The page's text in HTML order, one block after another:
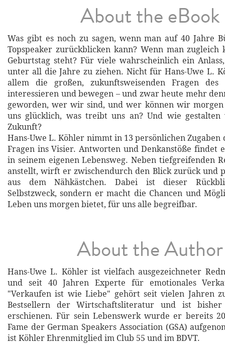
About the eBook
Was gibt es noch zu sagen, wenn man auf 40 Jahre
Topspeaker zurückblicken kann? Wenn man
Geburtstag steht? Für viele wahrscheinlich ein
unter all die Jahre zu ziehen. Nicht für Hans-Uwe L.
allem die großen, zukunftsweisenden Fragen
interessieren und bewegen – und zwar heute mehr
geworden, wer wir sind, und wer können wir morgen
uns glücklich, was treibt uns an? Und wie
Zukunft?
Hans-Uwe L. Köhler nimmt in 13 persönlichen Zugaben
Fragen ins Visier. Antworten und Denkanstöße findet
in seinem eigenen Lebensweg. Neben tiefgreifenden
anstellt, wirft er zwischendurch den Blick zurück und
aus dem Nähkästchen. Dabei ist dieser
Selbstzweck, sondern er macht die Chancen und
Leben uns morgen bietet, für uns alle begreifbar.
About the Author
Hans-Uwe L. Köhler ist vielfach ausgezeichneter
und seit 40 Jahren Experte für emotionales
"Verkaufen ist wie Liebe" gehört seit vielen Jahren
Bestsellern der Wirtschaftsliteratur und ist
erschienen. Für sein Lebenswerk wurde er bereits
Fame der German Speakers Association (GSA)
ist Köhler Ehrenmitglied im Club 55 und im BDVT.